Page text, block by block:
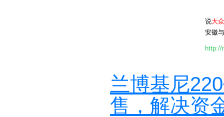
说大众
安徽
http://
兰博基尼
售，解决资